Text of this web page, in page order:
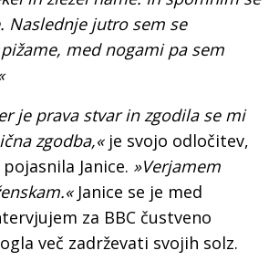
Naslednje jutro sem se
med nogami pa sem
je prava stvar in zgodila se mi
zgodba,«je svojo odločitev,
Janice. »Verjamem
Janice se je med
za BBC čustveno
več zadrževati svojih solz.